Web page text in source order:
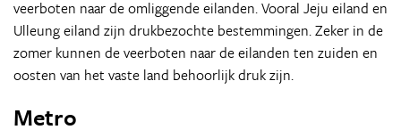
veerboten naar de omliggende eilanden. Vooral Jeju eiland en
Ulleung eiland zijn drukbezochte bestemmingen. Zeker in de
zomer kunnen de veerboten naar de eilanden ten zuiden en
oosten van het vaste land behoorlijk druk zijn.
Metro